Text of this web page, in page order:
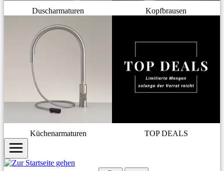
Duscharmaturen Kopfbrausen
Küchenarmaturen TOP DEALS